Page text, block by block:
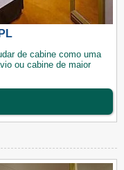
de cabine como uma
ou cabine de maior